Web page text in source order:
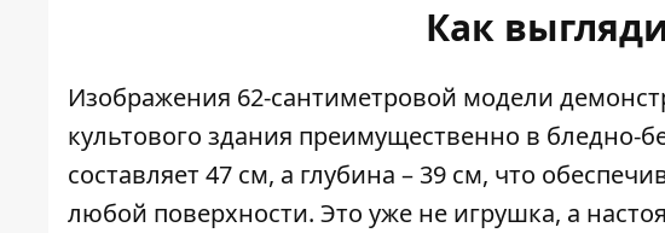
Как
Изображения 62-сантиметровой модели
культового здания преимущественно в
составляет 47 см, а глубина – 39 см, что
любой поверхности. Это уже не игрушка, а